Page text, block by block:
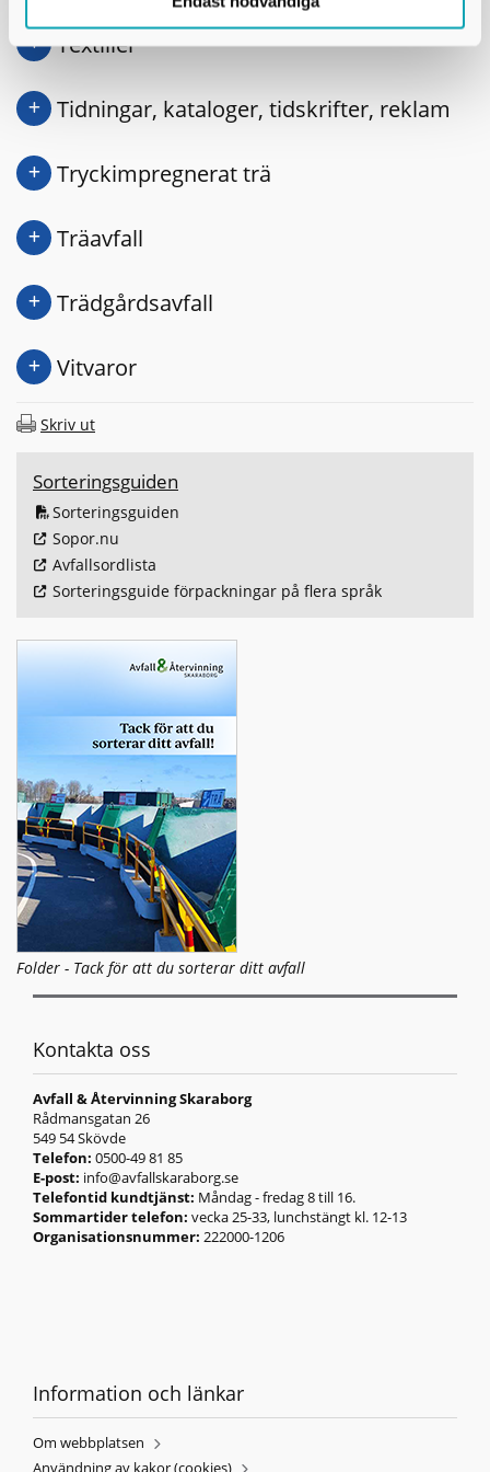
Textilier
Tidningar, kataloger, tidskrifter, reklam
Tryckimpregnerat trä
Träavfall
Trädgårdsavfall
Vitvaror
Skriv ut
Sorteringsguiden
Sorteringsguiden
Sopor.nu
Avfallsordlista
Sorteringsguide förpackningar på flera språk
Folder - Tack för att du sorterar ditt avfall
Kontakta oss
Avfall & Återvinning Skaraborg
Rådmansgatan 26
549 54 Skövde
Telefon: 0500-49 81 85
E-post: info@avfallskaraborg.se
Telefontid kundtjänst: Måndag - fredag 8 till 16.
Sommartider telefon: vecka 25-33, lunchstängt kl. 12-13
Organisationsnummer: 222000-1206
Information och länkar
Om webbplatsen
Användning av kakor (cookies)